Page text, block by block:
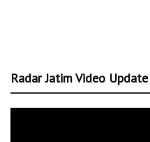
Radar Jatim Video Update